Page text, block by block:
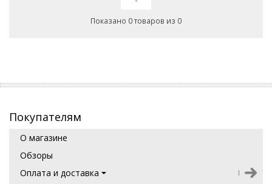
Показано 0 товаров из 0
Покупателям
О магазине
Обзоры
Оплата и доставка